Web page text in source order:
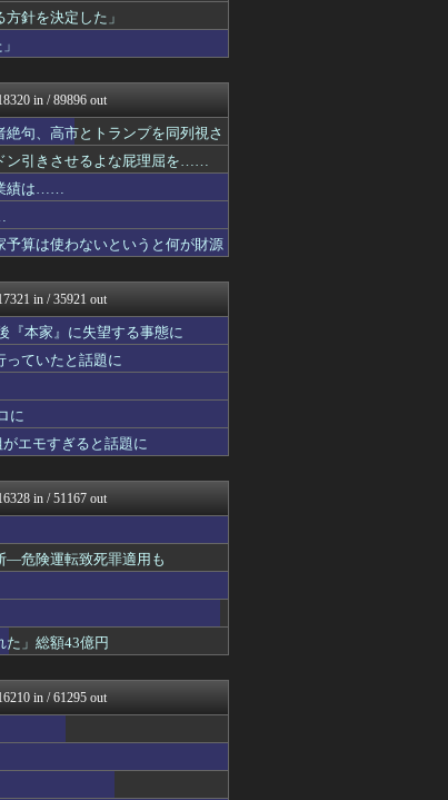
のゲーム+αブ...
娘まとめ速報うまろぐ
的ゲーム速報＠刃
ム実況者速報＠YouT...
的に考えた
ファルファモザイク＠ネ...
娘速報！！ウマ娘まとめ...
テンツ・声優 | ラブ...
ニュース反応まとめ
ちゃんねる
にあってもの申す！！
ファルファモザイク＠ネ...
は鬼女-DQN返しまと...
は鬼女-DQN返しまと...
るずレポート - ガー...
速報
!?またここのサイト?
速報
人の気になる噂
ッター速報
ちゃんねる
は鬼女-DQN返しまと...
まとめもりー｜2c...
の見方
グ
ンドの通り道
針を決定した」
in / 89896 out
句、高市とトランプを同列視さ
ン引きさせるよな屁理屈を……
績は……
予算は使わないというと何が財源
in / 35921 out
『本家』に失望する事態に
っていたと話題に
に
エモすぎると話題に
in / 51167 out
―危険運転致死罪適用も
」総額43億円
in / 61295 out